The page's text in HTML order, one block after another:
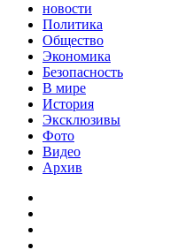
новости
Политика
Общество
Экономика
Безопасность
В мире
История
Эксклюзивы
Фото
Видео
Архив